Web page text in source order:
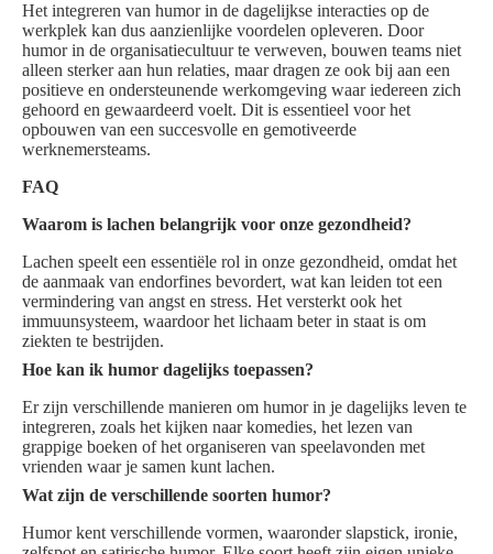
Het integreren van humor in de dagelijkse interacties op de
werkplek kan dus aanzienlijke voordelen opleveren. Door
humor in de organisatiecultuur te verweven, bouwen teams niet
alleen sterker aan hun relaties, maar dragen ze ook bij aan een
positieve en ondersteunende werkomgeving waar iedereen zich
gehoord en gewaardeerd voelt. Dit is essentieel voor het
opbouwen van een succesvolle en gemotiveerde
werknemersteams.
FAQ
Waarom is lachen belangrijk voor onze gezondheid?
Lachen speelt een essentiële rol in onze gezondheid, omdat het
de aanmaak van endorfines bevordert, wat kan leiden tot een
vermindering van angst en stress. Het versterkt ook het
immuunsysteem, waardoor het lichaam beter in staat is om
ziekten te bestrijden.
Hoe kan ik humor dagelijks toepassen?
Er zijn verschillende manieren om humor in je dagelijks leven te
integreren, zoals het kijken naar komedies, het lezen van
grappige boeken of het organiseren van speelavonden met
vrienden waar je samen kunt lachen.
Wat zijn de verschillende soorten humor?
Humor kent verschillende vormen, waaronder slapstick, ironie,